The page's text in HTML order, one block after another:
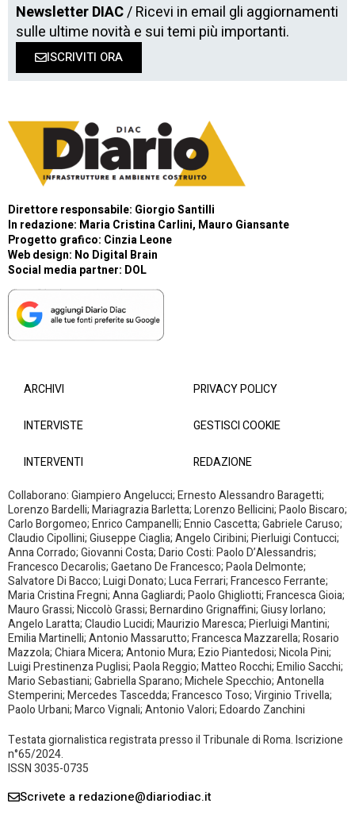
Newsletter DIAC/ Ricevi in email gli aggiornamenti
sulle ultime novità e sui temi più importanti.
ISCRIVITI ORA
Direttore responsabile: Giorgio Santilli
In redazione: Maria Cristina Carlini, Mauro Giansante
Progetto grafico: Cinzia Leone
Web design: No Digital Brain
Social media partner: DOL
ARCHIVI
INTERVISTE
INTERVENTI
PRIVACY POLICY
GESTISCI COOKIE
REDAZIONE
Collaborano: Giampiero Angelucci; Ernesto Alessandro Baragetti;
Lorenzo Bardelli; Mariagrazia Barletta; Lorenzo Bellicini; Paolo Biscaro;
Carlo Borgomeo; Enrico Campanelli; Ennio Cascetta; Gabriele Caruso;
Claudio Cipollini; Giuseppe Ciaglia; Angelo Ciribini; Pierluigi Contucci;
Anna Corrado; Giovanni Costa; Dario Costi: Paolo D’Alessandris;
Francesco Decarolis; Gaetano De Francesco; Paola Delmonte;
Salvatore Di Bacco; Luigi Donato; Luca Ferrari; Francesco Ferrante;
Maria Cristina Fregni; Anna Gagliardi; Paolo Ghigliotti; Francesca Gioia;
Mauro Grassi; Niccolò Grassi; Bernardino Grignaffini; Giusy Iorlano;
Angelo Laratta; Claudio Lucidi; Maurizio Maresca; Pierluigi Mantini;
Emilia Martinelli; Antonio Massarutto; Francesca Mazzarella; Rosario
Mazzola; Chiara Micera; Antonio Mura; Ezio Piantedosi; Nicola Pini;
Luigi Prestinenza Puglisi; Paola Reggio; Matteo Rocchi; Emilio Sacchi;
Mario Sebastiani; Gabriella Sparano; Michele Specchio; Antonella
Stemperini; Mercedes Tascedda; Francesco Toso; Virginio Trivella;
Paolo Urbani; Marco Vignali; Antonio Valori; Edoardo Zanchini
Testata giornalistica registrata presso il Tribunale di Roma. Iscrizione
n°65/2024.
ISSN 3035-0735
Scrivete a redazione@diariodiac.it